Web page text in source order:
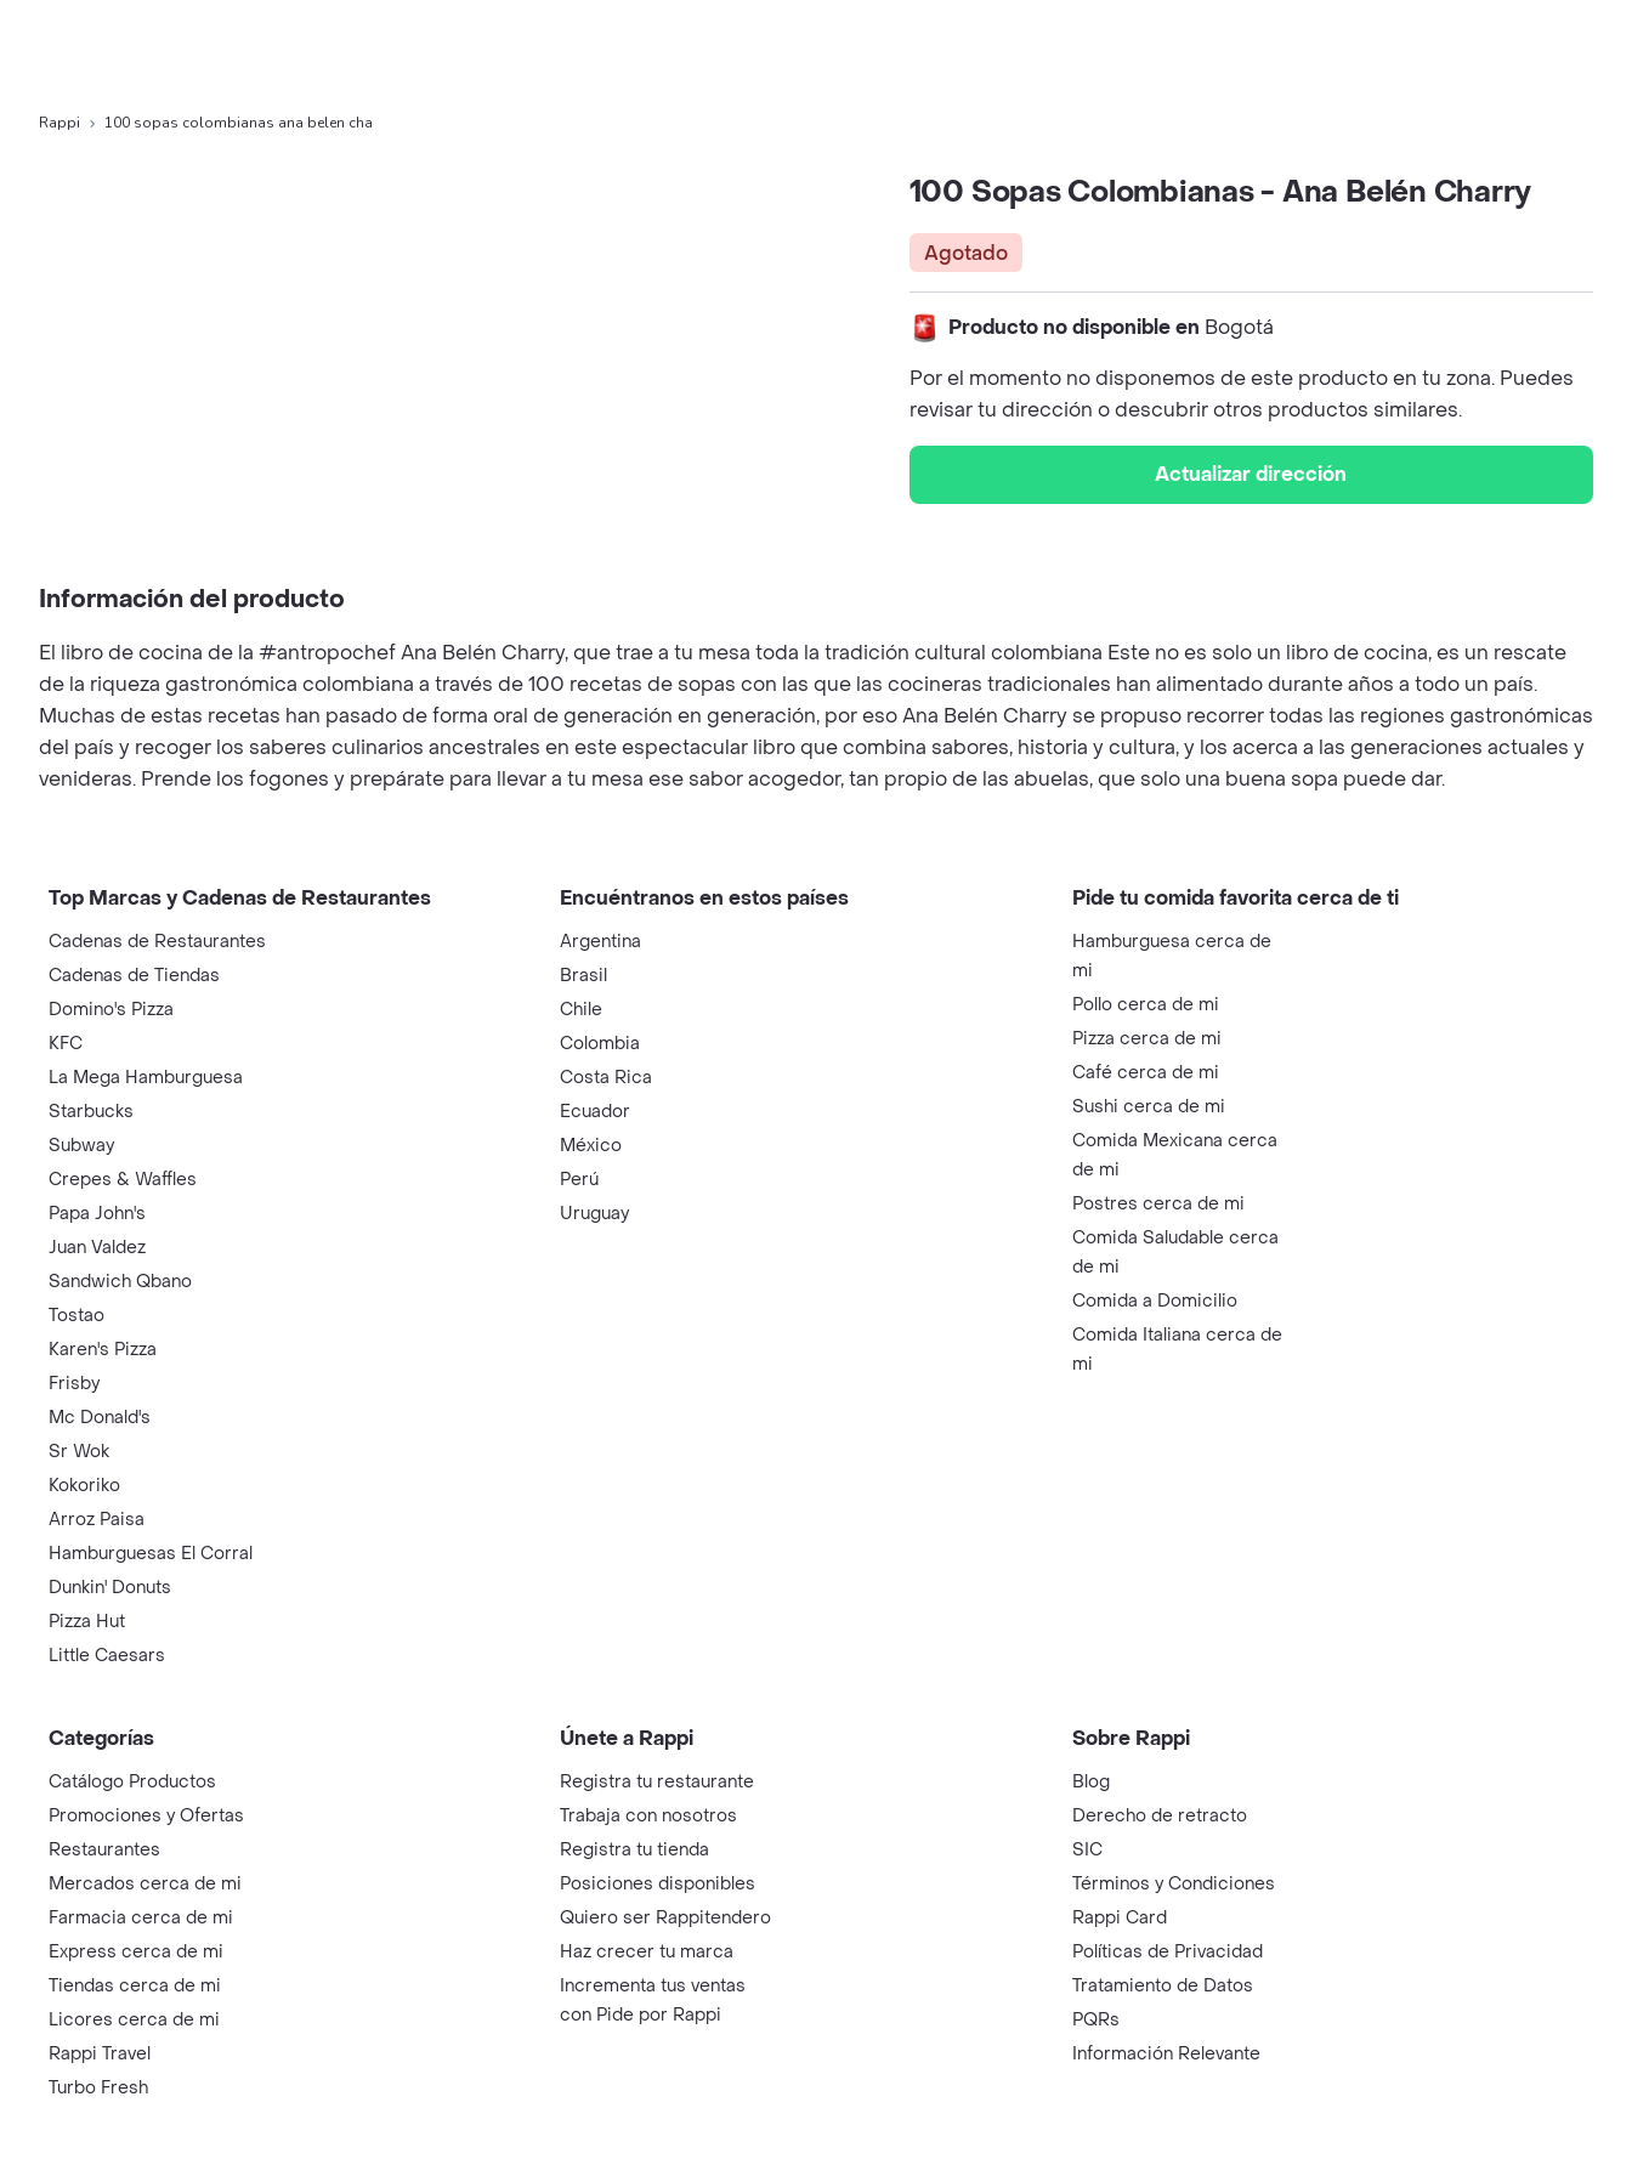
Rappi 100 sopas colombianas ana belen cha
100 Sopas Colombianas - Ana Belén Charry
Agotado
Producto no disponible en Bogotá
Por el momento no disponemos de este producto en tu zona. Puedes
revisar tu dirección o descubrir otros productos similares.
Actualizar dirección
Información del producto
El libro de cocina de la #antropochef Ana Belén Charry, que trae a tu mesa toda la tradición cultural colombiana Este no es solo un libro de cocina, es un rescate
de la riqueza gastronómica colombiana a través de 100 recetas de sopas con las que las cocineras tradicionales han alimentado durante años a todo un país.
Muchas de estas recetas han pasado de forma oral de generación en generación, por eso Ana Belén Charry se propuso recorrer todas las regiones gastronómicas
del país y recoger los saberes culinarios ancestrales en este espectacular libro que combina sabores, historia y cultura, y los acerca a las generaciones actuales y
venideras. Prende los fogones y prepárate para llevar a tu mesa ese sabor acogedor, tan propio de las abuelas, que solo una buena sopa puede dar.
Top Marcas y Cadenas de Restaurantes
Cadenas de Restaurantes
Cadenas de Tiendas
Domino's Pizza
KFC
La Mega Hamburguesa
Starbucks
Subway
Crepes & Waffles
Papa John's
Juan Valdez
Sandwich Qbano
Tostao
Karen's Pizza
Frisby
Mc Donald's
Sr Wok
Kokoriko
Arroz Paisa
Hamburguesas El Corral
Dunkin' Donuts
Pizza Hut
Little Caesars
Encuéntranos en estos países
Argentina
Brasil
Chile
Colombia
Costa Rica
Ecuador
México
Perú
Uruguay
Pide tu comida favorita cerca de ti
Hamburguesa cerca de
mi
Pollo cerca de mi
Pizza cerca de mi
Café cerca de mi
Sushi cerca de mi
Comida Mexicana cerca
de mi
Postres cerca de mi
Comida Saludable cerca
de mi
Comida a Domicilio
Comida Italiana cerca de
mi
Categorías
Catálogo Productos
Promociones y Ofertas
Restaurantes
Mercados cerca de mi
Farmacia cerca de mi
Express cerca de mi
Tiendas cerca de mi
Licores cerca de mi
Rappi Travel
Turbo Fresh
Únete a Rappi
Registra tu restaurante
Trabaja con nosotros
Registra tu tienda
Posiciones disponibles
Quiero ser Rappitendero
Haz crecer tu marca
Incrementa tus ventas
con Pide por Rappi
Sobre Rappi
Blog
Derecho de retracto
SIC
Términos y Condiciones
Rappi Card
Políticas de Privacidad
Tratamiento de Datos
PQRs
Información Relevante